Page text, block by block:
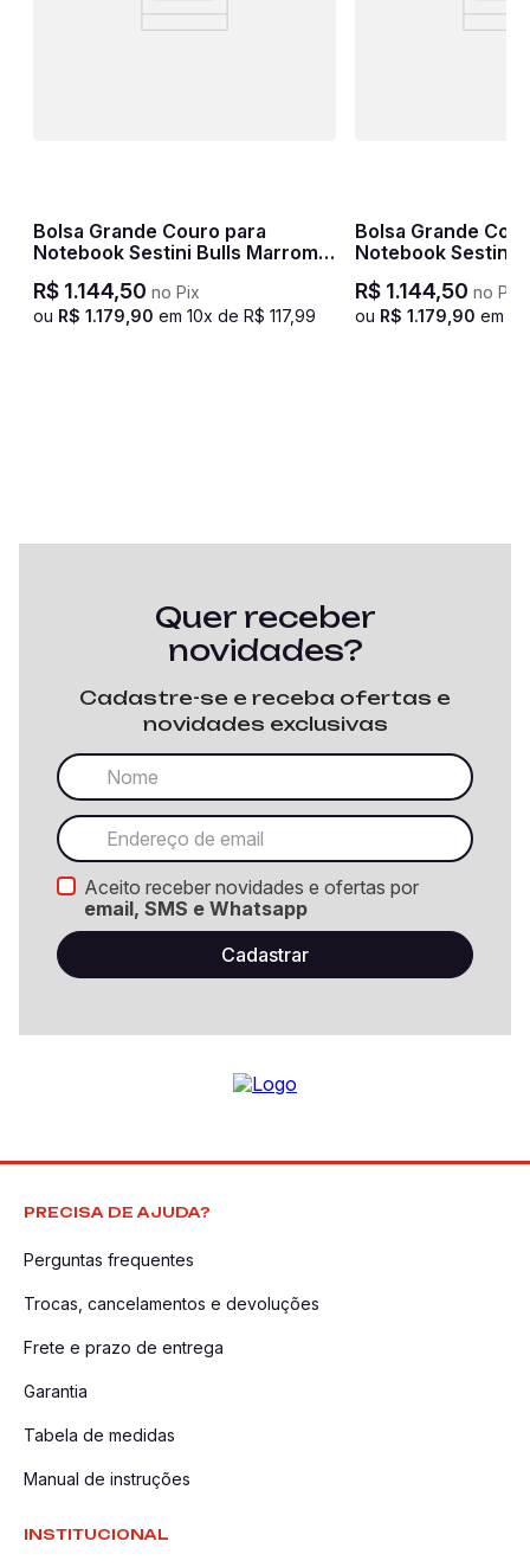
Bolsa Grande Couro para
Notebook Sestini Bulls Marrom -
R$ 1.144,50 no Pix
ou R$ 1.179 90 em 10x de R$ 117,99
Bolsa Grande
Notebook Sestini
R$ 1.144,50 no Pix
ou R$ 1.179 90 em
Quer receber
novidades?
Cadastre-se e receba ofertas e
novidades exclusivas
Aceito receber novidades e ofertas por
email, SMS e Whatsapp
PRECISA DE AJUDA?
Perguntas frequentes
Trocas, cancelamentos e devoluções
Frete e prazo de entrega
Garantia
Tabela de medidas
Manual de instruções
INSTITUCIONAL